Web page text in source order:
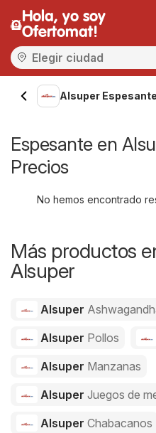
Hola, yo soy
Ofertomat!
Alsuper Espesante
Espesante en
Precios
No hemos encontrado
Más productos
Alsuper
Alsuper
Alsuper Pollos
Alsuper Manzanas
Alsuper Juegos de
Alsuper Chabacanos